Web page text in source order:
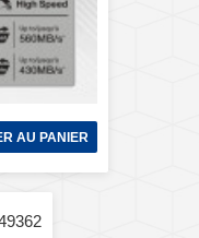
AU PANIER